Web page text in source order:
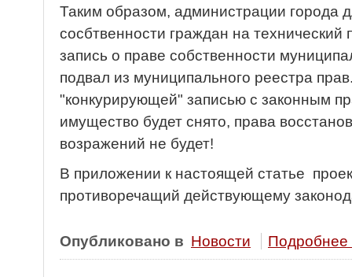
Таким образом, администрации города
сосбтвенности граждан на технический
запись о праве собственности
подвал из муниципального реестра
"конкурирующей" записью с законным
имущество будет снято, права
возражений не будет!
В приложении к настоящей статье
противоречащий действующему
Опубликовано в Новости Подробнее